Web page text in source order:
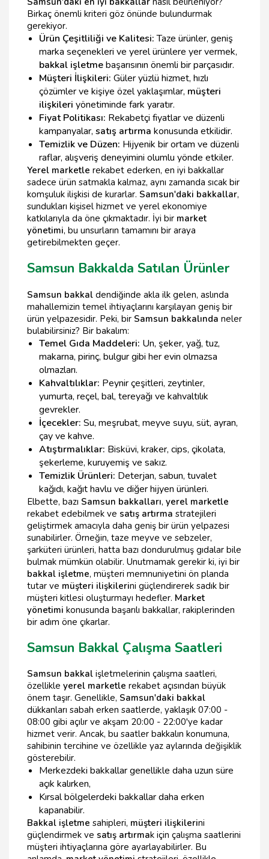
Birkaç önemli kriteri göz önünde bulundurmak
gerekiyor.
Ürün Çeşitliliği ve Kalitesi:Taze ürünler, geniş
marka seçenekleri ve yerel ürünlere yer vermek,
bakkal işletmebaşarısının önemli bir parçasıdır.
Müşteri İlişkileri: Güler yüzlü hizmet, hızlı
çözümler ve kişiye özel yaklaşımlar, müşteri
ilişkileri yönetiminde fark yaratır.
Fiyat Politikası: Rekabetçi fiyatlar ve düzenli
kampanyalar, satış artırma konusunda etkilidir.
Temizlik ve Düzen: Hijyenik bir ortam ve düzenli
raflar, alışveriş deneyimini olumlu yönde etkiler.
Yerel marketle rekabet ederken, en iyi bakkallar
sadece ürün satmakla kalmaz, aynı zamanda sıcak bir
komşuluk ilişkisi de kurarlar. Samsun'daki bakkallar,
sundukları kişisel hizmet ve yerel ekonomiye
katkılarıyla da öne çıkmaktadır. İyi bir market
yönetimi, bu unsurların tamamını bir araya
getirebilmekten geçer.
Samsun Bakkalda Satılan Ürünler
Samsun bakkal dendiğinde akla ilk gelen, aslında
mahallemizin temel ihtiyaçlarını karşılayan geniş bir
ürün yelpazesidir. Peki, bir Samsun bakkalında neler
bulabilirsiniz? Bir bakalım:
Temel Gıda Maddeleri: Un, şeker, yağ, tuz,
makarna, pirinç, bulgur gibi her evin olmazsa
olmazları.
Kahvaltılıklar: Peynir çeşitleri, zeytinler,
yumurta, reçel, bal, tereyağı ve kahvaltılık
gevrekler.
İçecekler: Su, meşrubat, meyve suyu, süt, ayran,
çay ve kahve.
Atıştırmalıklar: Bisküvi, kraker, cips, çikolata,
şekerleme, kuruyemiş ve sakız.
Temizlik Ürünleri: Deterjan, sabun, tuvalet
kağıdı, kağıt havlu ve diğer hijyen ürünleri.
Elbette, bazı Samsun bakkalları, yerel marketle
rekabet edebilmek ve satış artırma stratejileri
geliştirmek amacıyla daha geniş bir ürün yelpazesi
sunabilirler. Örneğin, taze meyve ve sebzeler,
şarküteri ürünleri, hatta bazı dondurulmuş gıdalar bile
bulmak mümkün olabilir. Unutmamak gerekir ki, iyi bir
bakkal işletme, müşteri memnuniyetini ön planda
tutar ve müşteri ilişkilerini güçlendirerek sadık bir
müşteri kitlesi oluşturmayı hedefler. Market
yönetimi konusunda başarılı bakkallar, rakiplerinden
bir adım öne çıkarlar.
Samsun Bakkal Çalışma Saatleri
Samsun bakkal işletmelerinin çalışma saatleri,
özellikle yerel marketle rekabet açısından büyük
önem taşır. Genellikle, Samsun'daki bakkal
dükkanları sabah erken saatlerde, yaklaşık 07:00 -
08:00 gibi açılır ve akşam 20:00 - 22:00'ye kadar
hizmet verir. Ancak, bu saatler bakkalın konumuna,
sahibinin tercihine ve özellikle yaz aylarında değişiklik
gösterebilir.
Merkezdeki bakkallar genellikle daha uzun süre
açık kalırken,
Kırsal bölgelerdeki bakkallar daha erken
kapanabilir.
Bakkal işletme sahipleri, müşteri ilişkilerini
güçlendirmek ve satış artırmak için çalışma saatlerini
müşteri ihtiyaçlarına göre ayarlayabilirler. Bu